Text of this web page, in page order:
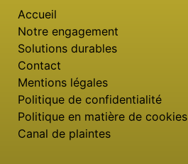
Accueil
Notre engagement
Solutions durables
Contact
Mentions légales
Politique de confidentialité
Politique en matière de cookies
Canal de plaintes